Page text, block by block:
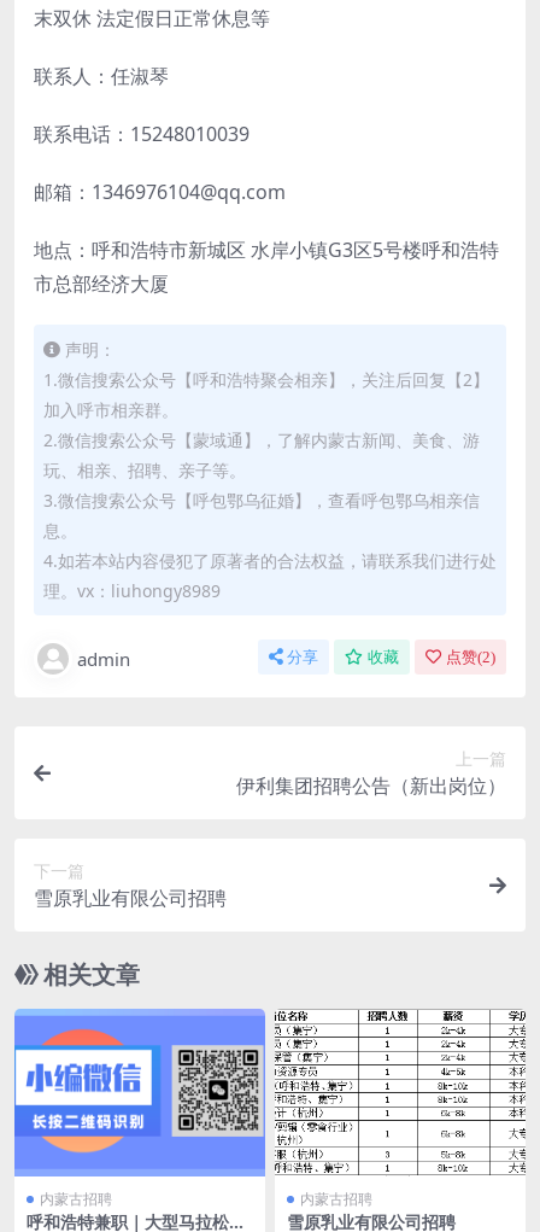
末双休 法定假日正常休息等
联系人：任淑琴
联系电话：15248010039
邮箱：1346976104@qq.com
地点：呼和浩特市新城区 水岸小镇G3区5号楼呼和浩特
市总部经济大厦
声明：
1.微信搜索公众号【呼和浩特聚会相亲】，关注后回复【2】
加入呼市相亲群。
2.微信搜索公众号【蒙域通】，了解内蒙古新闻、美食、游
玩、相亲、招聘、亲子等。
3.微信搜索公众号【呼包鄂乌征婚】，查看呼包鄂乌相亲信
息。
4.如若本站内容侵犯了原著者的合法权益，请联系我们进行处
理。vx：liuhongy8989
admin 分享 收藏 点赞(2)
上一篇
伊利集团招聘公告（新出岗位）
下一篇
雪原乳业有限公司招聘
相关文章
内蒙古招聘
呼和浩特兼职｜大型马拉松体
内蒙古招聘
雪原乳业有限公司招聘